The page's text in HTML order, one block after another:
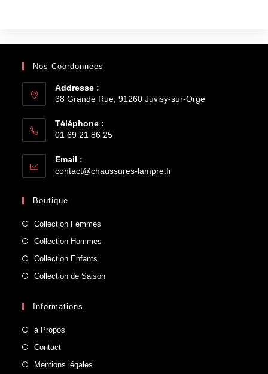
Nos Coordonnées
Addresse :
38 Grande Rue, 91260 Juvisy-sur-Orge
Téléphone :
01 69 21 86 25
Email :
contact@chaussures-lampre.fr
Boutique
Collection Femmes
Collection Hommes
Collection Enfants
Collection de Saison
Informations
à Propos
Contact
Mentions légales